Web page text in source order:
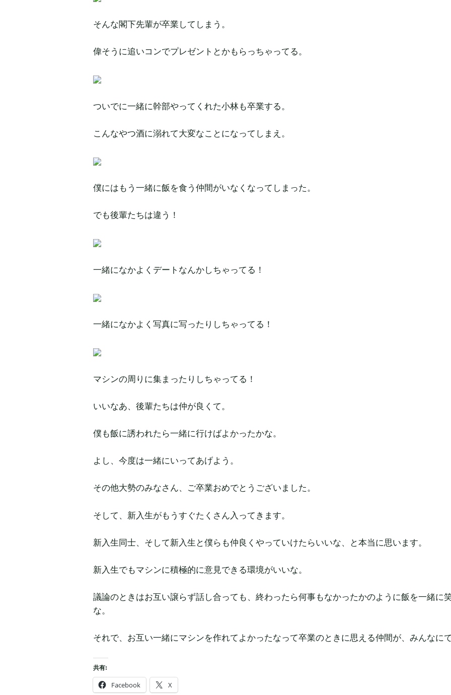
そんな閣下先輩が卒業してしまう。
偉そうに追いコンでプレゼントとかもらっちゃってる。
ついでに一緒に幹部やってくれた小林も卒業する。
こんなやつ酒に溺れて大変なことになってしまえ。
僕にはもう一緒に飯を食う仲間がいなくなってしまった。
でも後輩たちは違う！
一緒になかよくデートなんかしちゃってる！
一緒になかよく写真に写ったりしちゃってる！
マシンの周りに集まったりしちゃってる！
いいなあ、後輩たちは仲が良くて。
僕も飯に誘われたら一緒に行けばよかったかな。
よし、今度は一緒にいってあげよう。
その他大勢のみなさん、ご卒業おめでとうございました。
そして、新入生がもうすぐたくさん入ってきます。
新入生同士、そして新入生と僕らも仲良くやっていけたらいいな、と本当に思います。
新入生でもマシンに積極的に意見できる環境がいいな。
議論のときはお互い譲らず話し合っても、終わったら何事もなかったかのように飯を一緒に
な。
それで、お互い一緒にマシンを作れてよかったなって卒業のときに思える仲間が、みんなに
共有:
Facebook X